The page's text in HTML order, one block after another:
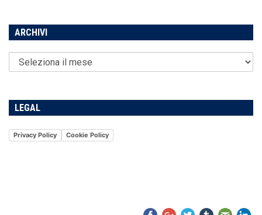
ARCHIVI
LEGAL
Privacy Policy Cookie Policy